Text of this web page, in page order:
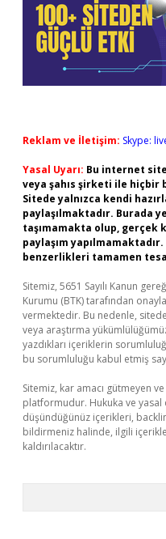
Reklam ve İletişim: Skype:
Yasal Uyarı: Bu internet
veya şahıs şirketi ile hiçbir
Sitede yalnızca kendi
paylaşılmaktadır. Burada
taşımamakta olup, gerçek
paylaşım
benzerlikleri tamamen
Sitemiz, 5651 Sayılı Kanun
Kurumu (BTK) tarafından
vermektedir. Bu nedenle,
veya araştırma
yazdıkları içeriklerin
bu sorumluluğu kabul etmiş
Sitemiz, kar amacı gütmeyen
platformudur. Hukuka ve yasal
düşündüğünüz içerikleri,
bildirmeniz halinde, ilgili
kaldırılacaktır.